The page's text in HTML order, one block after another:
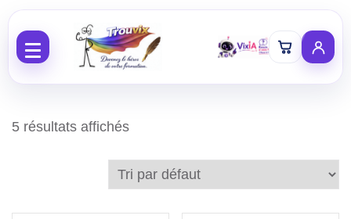
5 résultats affichés